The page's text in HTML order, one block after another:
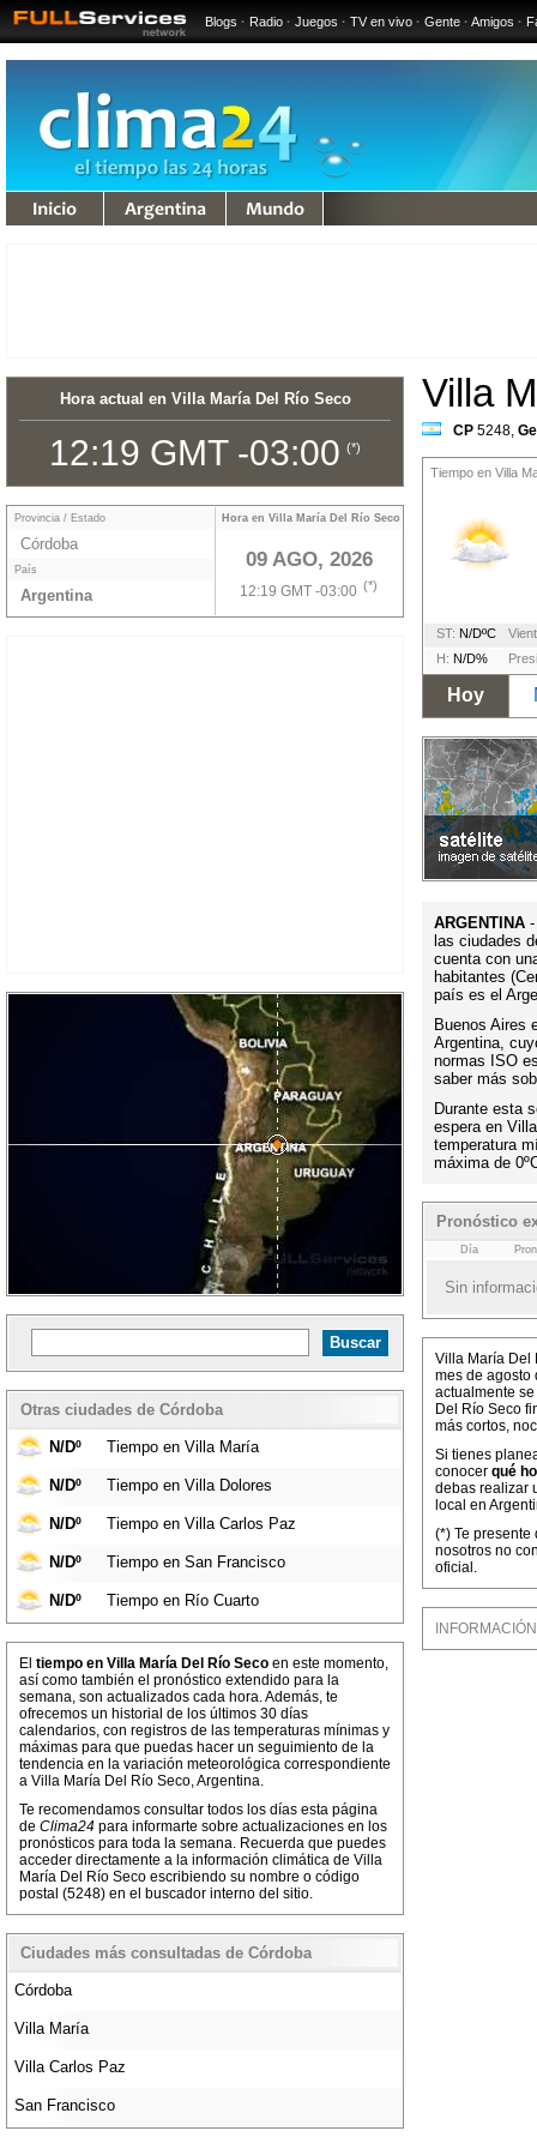
Blogs · Radio · Juegos · TV en vivo · Gente · Amigos ·
Hora actual en Villa María Del Río Seco
12:19 GMT -03:00 (*)
Hora en Villa María Del Río Seco
09 AGO, 2026
12:19 GMT -03:00 (*)
Provincia / Estado
Córdoba
País
Argentina
Otras ciudades de Córdoba
N/Dº Tiempo en Villa María
N/Dº Tiempo en Villa Dolores
N/Dº Tiempo en Villa Carlos Paz
N/Dº Tiempo en San Francisco
N/Dº Tiempo en Río Cuarto
El tiempo en Villa María Del Río Seco en este momento,
así como también el pronóstico extendido para la
semana, son actualizados cada hora. Además, te
ofrecemos un historial de los últimos 30 días
calendarios, con registros de las temperaturas mínimas y
máximas para que puedas hacer un seguimiento de la
tendencia en la variación meteorológica correspondiente
a Villa María Del Río Seco, Argentina.
Te recomendamos consultar todos los días esta página
de Clima24 para informarte sobre actualizaciones en los
pronósticos para toda la semana. Recuerda que puedes
acceder directamente a la información climática de Villa
María Del Río Seco escribiendo su nombre o código
postal (5248) en el buscador interno del sitio.
Ciudades más consultadas de Córdoba
Córdoba
Villa María
Villa Carlos Paz
San Francisco
Villa
CP 5248,
Tiempo en Villa
ST: N/DºC
H: N/D%
Hoy
ARGENTINA
las ciudades
cuenta con
habitantes
país es el
Buenos Aires
Argentina,
normas ISO
saber más
Durante esta
espera en
temperatura
máxima de
Pronóstico
Día
Sin
Villa María Del
mes de
actualmente
Del Río Seco
más cortos,
Si tienes
conocer qué
debas realizar
local en
(*) Te
nosotros no
oficial.